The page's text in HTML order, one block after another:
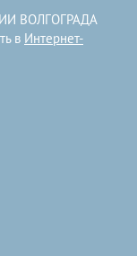
ВОЛГОГРАДА
в Интернет-